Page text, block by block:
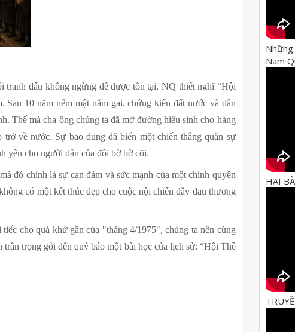
tranh đấu không ngừng để được tồn tại, NQ thiết nghĩ “Hội
10 năm nếm mật nằm gai, chứng kiến đất nước và dân
Thế mà cha ông chúng ta đã mở đường hiếu sinh cho hàng
về nước. Sự bao dung đã biến một chiến thắng quân sự
yên cho người dân của đôi bờ bờ cõi.
đó chính là sự can đảm và sức mạnh của một chính quyền
có một kết thúc đẹp cho cuộc nội chiến đầy đau thương
cho quá khứ gần của "tháng 4/1975", chúng ta nên cùng
trọng gởi đến quý báo một bài học của lịch sử: “Hội Thề
Nam
HAI